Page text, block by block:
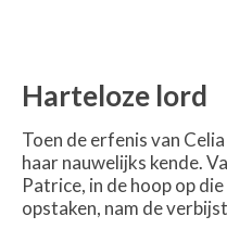
Harteloze lord
Toen de erfenis van
haar nauwelijks kende.
Patrice, in de hoop op
opstaken, nam de